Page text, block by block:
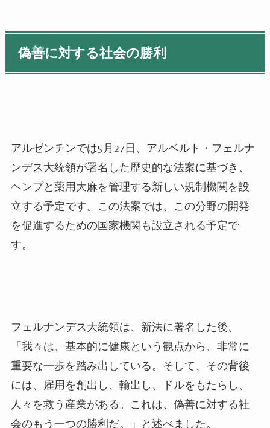
偽善に対する社会の勝利
アルゼンチンでは5 月 27日、アルベルト・フェルナ
ンデス大統領が署名した歴史的な法案に基づき、
ヘンプと薬用大麻を管理する新しい規制機関を設
立する予定です。この法案では、この分野の開発
を促進するための国家機関も設立される予定で
す。
フェルナンデス大統領は、新法に署名した後、
「我々は、基本的に健康という観点から、非常に
重要な一歩を踏み出している。そして、その背後
には、雇用を創出し、輸出し、ドルをもたらし、
人々を救う産業がある。これは、偽善に対する社
会のもう一つの勝利だ。」と述べました。